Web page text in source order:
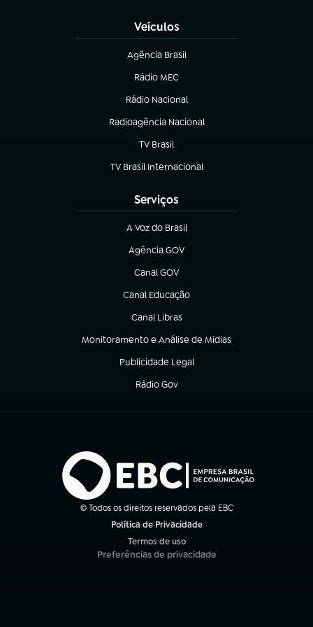
Veículos
Agência Brasil
(abre em nova aba)
Rádio MEC
(abre em nova aba)
Rádio Nacional
Radioagência Nacional
(abre em nova aba)
TV Brasil
(abre em nova aba)
TV Brasil Internacional
(abre em nova aba)
Serviços
A Voz do Brasil
(abre em nova aba)
Agência GOV
(abre em nova aba)
Canal GOV
(abre em nova aba)
Canal Educação
(abre em nova aba)
Canal Libras
(abre em nova aba)
Monitoramento e Análise de Mídias
(abre em nova aba)
Publicidade Legal
(abre em nova aba)
Rádio Gov
(abre em nova aba)
© Todos os direitos reservados pela EBC
Política de Privacidade
Termos de uso
(abre em nova aba)
Preferências de privacidade